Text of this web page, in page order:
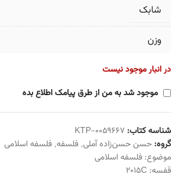
شابک
وزن
در انبار موجود نیست
موجود شد به من از طرق پیامک اطلاع بده
شناسه کتاب: KTP-0059667
گروه: حسن حسن‌زاده آملی, فلسفه, فلسفه اسلامی
موضوع: فلسفه اسلامی
قفسه: 2015C